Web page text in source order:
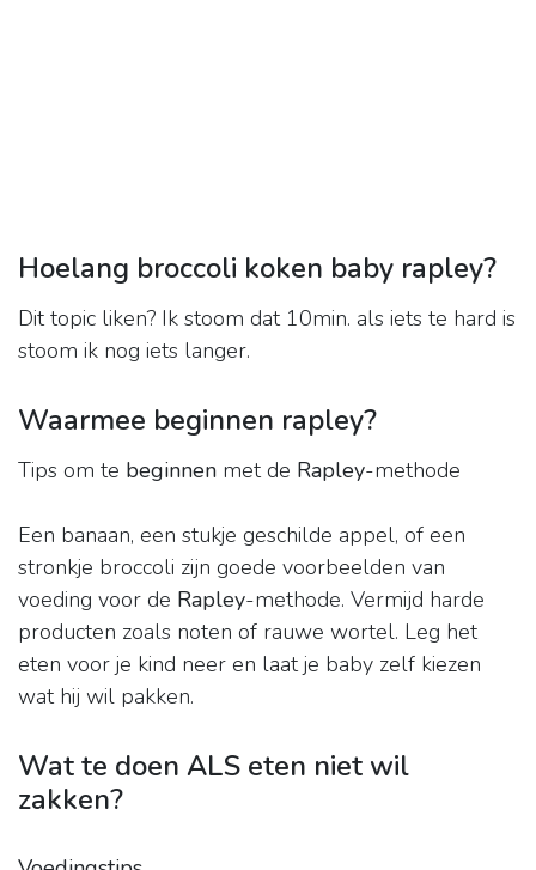
Hoelang broccoli koken baby rapley?
Dit topic liken? Ik stoom dat 10min. als iets te hard is
stoom ik nog iets langer.
Waarmee beginnen rapley?
Tips om te beginnen met de Rapley-methode
Een banaan, een stukje geschilde appel, of een
stronkje broccoli zijn goede voorbeelden van
voeding voor de Rapley-methode. Vermijd harde
producten zoals noten of rauwe wortel. Leg het
eten voor je kind neer en laat je baby zelf kiezen
wat hij wil pakken.
Wat te doen ALS eten niet wil
zakken?